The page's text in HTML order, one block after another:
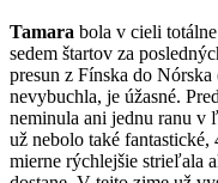
Tamara bola v cieli
sedem štartov za
presun z Fínska do
nevybuchla, je úžasné.
neminula ani jednu ranu v
už nebolo také
mierne rýchlejšie strieľala